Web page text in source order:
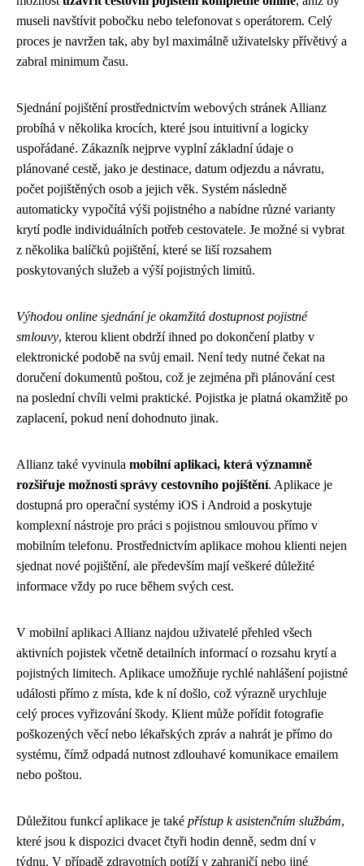
museli navštívit pobočku nebo telefonovat s operátorem. Celý
proces je navržen tak, aby byl maximálně uživatelsky přívětivý a
zabral minimum času.
Sjednání pojištění prostřednictvím webových stránek Allianz
probíhá v několika krocích, které jsou intuitivní a logicky
uspořádané. Zákazník nejprve vyplní základní údaje o
plánované cestě, jako je destinace, datum odjezdu a návratu,
počet pojištěných osob a jejich věk. Systém následně
automaticky vypočítá výši pojistného a nabídne různé varianty
krytí podle individuálních potřeb cestovatele. Je možné si vybrat
z několika balíčků pojištění, které se liší rozsahem
poskytovaných služeb a výší pojistných limitů.
Výhodou online sjednání je okamžitá dostupnost pojistné
smlouvy, kterou klient obdrží ihned po dokončení platby v
elektronické podobě na svůj email. Není tedy nutné čekat na
doručení dokumentů poštou, což je zejména při plánování cest
na poslední chvíli velmi praktické. Pojistka je platná okamžitě po
zaplacení, pokud není dohodnuto jinak.
Allianz také vyvinula mobilní aplikaci, která významně
rozšiřuje možnosti správy cestovního pojištění. Aplikace je
dostupná pro operační systémy iOS i Android a poskytuje
komplexní nástroje pro práci s pojistnou smlouvou přímo v
mobilním telefonu. Prostřednictvím aplikace mohou klienti nejen
sjednat nové pojištění, ale především mají veškeré důležité
informace vždy po ruce během svých cest.
V mobilní aplikaci Allianz najdou uživatelé přehled všech
aktivních pojistek včetně detailních informací o rozsahu krytí a
pojistných limitech. Aplikace umožňuje rychlé nahlášení pojistné
události přímo z místa, kde k ní došlo, což výrazně urychluje
celý proces vyřizování škody. Klient může pořídit fotografie
poškozených věcí nebo lékařských zpráv a nahrát je přímo do
systému, čímž odpadá nutnost zdlouhavé komunikace emailem
nebo poštou.
Důležitou funkcí aplikace je také přístup k asistenčním službám,
které jsou k dispozici dvacet čtyři hodin denně, sedm dní v
týdnu. V případě zdravotních potíží v zahraničí nebo jiné